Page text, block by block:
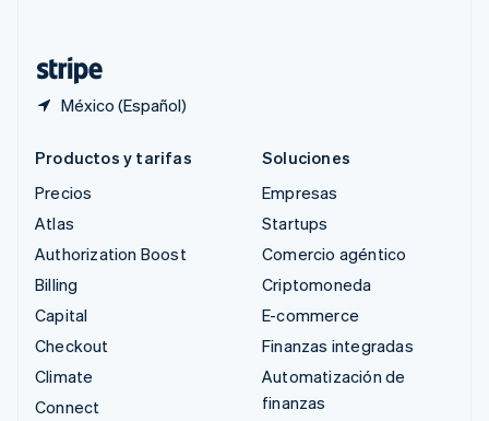
México (Español)
Productos y tarifas
Precios
Atlas
Authorization Boost
Billing
Capital
Checkout
Climate
Connect
Soluciones
Empresas
Startups
Comercio agéntico
Criptomoneda
E-commerce
Finanzas integradas
Automatización de
finanzas